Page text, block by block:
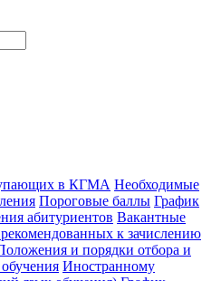
в КГМА Необходимые
Пороговые баллы График
абитуриентов Вакантные
к зачислению
и порядки отбора и
Иностранному